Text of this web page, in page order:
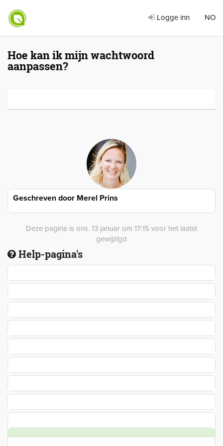
Logge inn NO
Hoe kan ik mijn wachtwoord
aanpassen?
Geschreven door Merel Prins
Deze pagina is ons. 13 januar om 17:15 voor het laatst
gewijzigd
Help-pagina's